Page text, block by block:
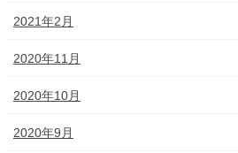
2021年2月
2020年11月
2020年10月
2020年9月